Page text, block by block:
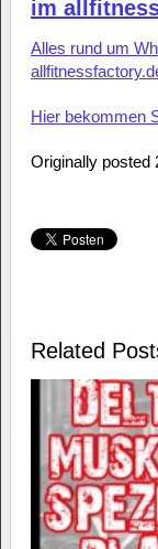
im
Alles rund um
Hier bekommen
Originally posted
Related